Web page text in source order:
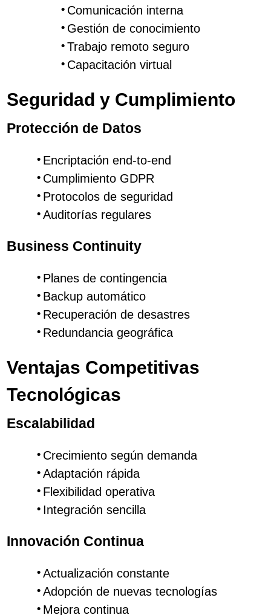
Comunicación interna
Gestión de conocimiento
Trabajo remoto seguro
Capacitación virtual
Seguridad y Cumplimiento
Protección de Datos
Encriptación end-to-end
Cumplimiento GDPR
Protocolos de seguridad
Auditorías regulares
Business Continuity
Planes de contingencia
Backup automático
Recuperación de desastres
Redundancia geográfica
Ventajas Competitivas
Tecnológicas
Escalabilidad
Crecimiento según demanda
Adaptación rápida
Flexibilidad operativa
Integración sencilla
Innovación Continua
Actualización constante
Adopción de nuevas tecnologías
Mejora continua